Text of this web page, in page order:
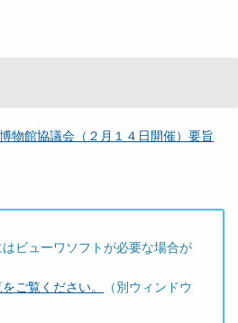
物館協議会（２月１４日開催）要旨
ビューワソフトが必要な場合が
ご覧ください。
（別ウィンドウ